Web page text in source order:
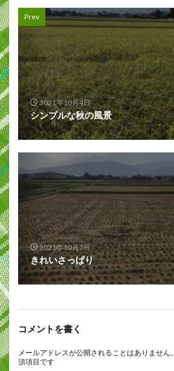
Prev
2021年10月4日
シンプルな秋の風景
2021年10月7日
きれいさっぱり
コメントを書く
メールアドレスが公開されることはありません。
須項目です